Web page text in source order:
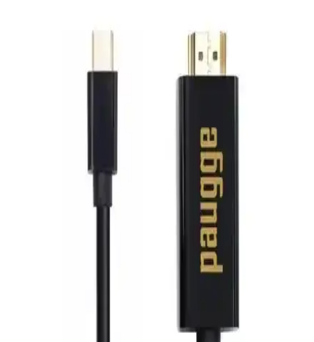
yüksek kaliteli yayın deneyimi sunar.
HADRON HDX7794 VGA to HDMI Adaptörü
İncelenmesi ve Kullanıcı Yorumları
uygun fiyatlı ve kullanışlıdır, ancak performans ve dayanıklılık
Dark HDMI ve PrimeX Plus PX-1121 Micro HDMI
Kablo Karşılaştırması ve Özellikleri
Dark HDMI ve PrimeX Plus PX-1121 Micro HDMI kablolarını
performans, uzunluk ve uyumluluk açısından karşılaştırıyoruz.
Hangi kablonun ihtiyaçlarınıza uygun olduğunu öğrenin.
Philips 50PUS8009 ve Toshiba 43UA2263DT Akıllı
LED TV'lerin Karşılaştırması 2023
yüksek renk canlılığı ve Ambilight ile öne çıkarken, Toshiba düşük